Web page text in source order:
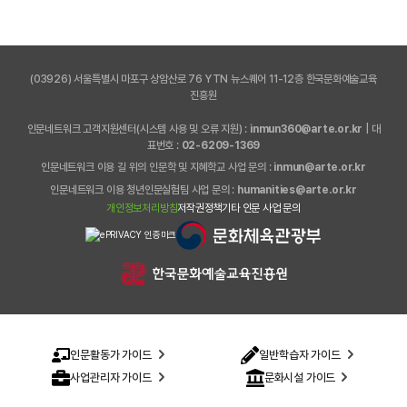
(03926) 서울특별시 마포구 상암산로 76 YTN 뉴스퀘어 11-12층 한국문화예술교육
진흥원
인문네트워크 고객지원센터(시스템 사용 및 오류 지원) :inmun360@arte.or.kr | 대
표번호 : 02-6209-1369
인문네트워크 이용 길 위의 인문학 및 지혜학교 사업 문의 :inmun@arte.or.kr
인문네트워크 이용 청년인문실험팀 사업 문의 : humanities@arte.or.kr
개인정보처리방침저작권정책기타 인문 사업 문의
인문활동가 가이드
일반학습자 가이드
사업관리자 가이드
문화시설 가이드